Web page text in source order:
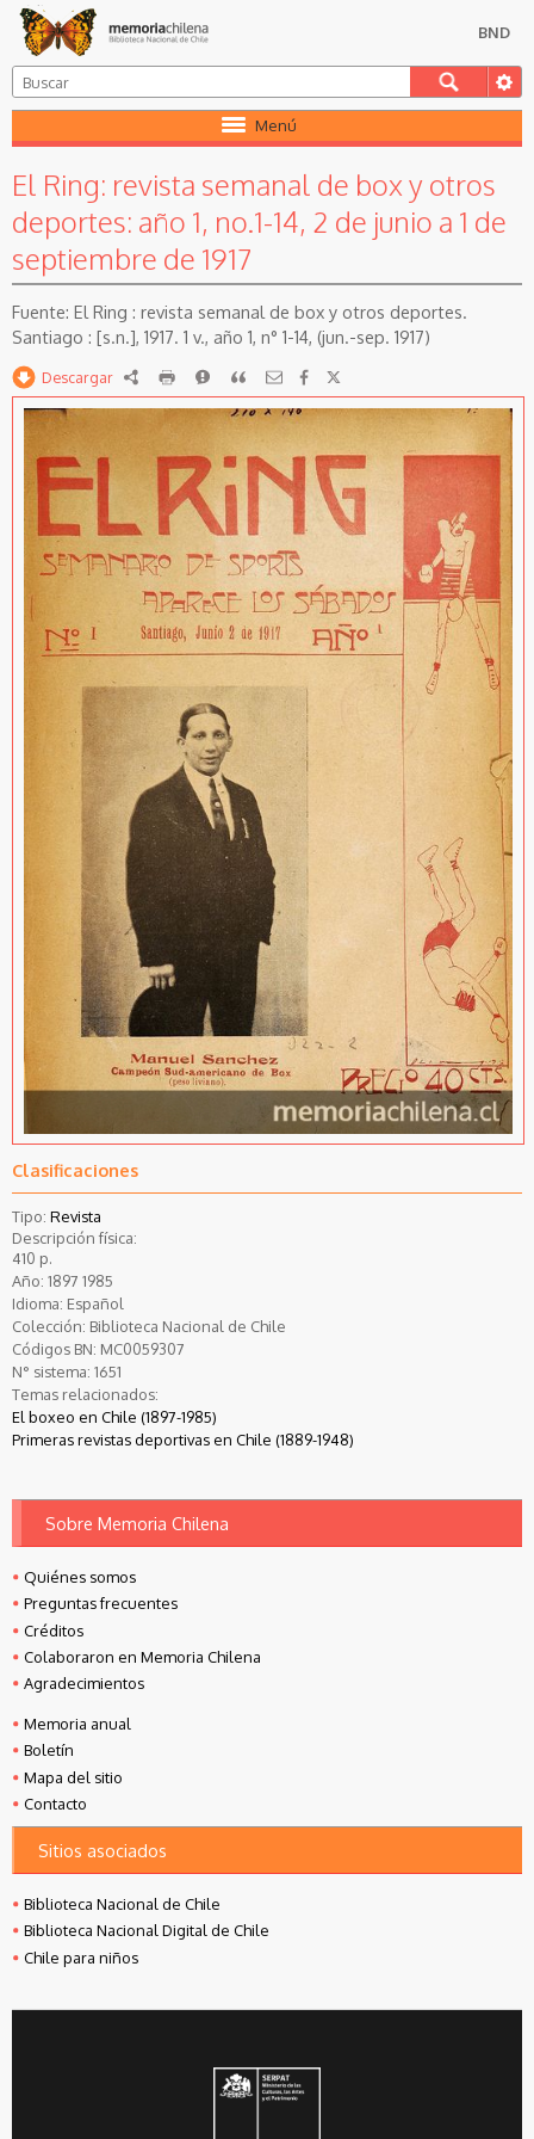
BND
Menú
El Ring: revista semanal de box y otros
deportes: año 1, no.1-14, 2 de junio a 1 de
septiembre de 1917
El Ring : revista semanal de box y otros deportes.
Santiago : [s.n.], 1917. 1 v., año 1, n° 1-14, (jun.-sep. 1917)
Descargar RDF imprimirReportarCitar
Clasificaciones
Tipo: Revista
Descripción física:
410 p.
Año: 1897 1985
Idioma: Español
Colección: Biblioteca Nacional de Chile
Códigos BN: MC0059307
N° sistema: 1651
Temas relacionados:
El boxeo en Chile (1897-1985)
Primeras revistas deportivas en Chile (1889-1948)
Sobre Memoria Chilena
Quiénes somos
Preguntas frecuentes
Créditos
Colaboraron en Memoria Chilena
Agradecimientos
Memoria anual
Boletín
Mapa del sitio
Contacto
Sitios asociados
Biblioteca Nacional de Chile
Biblioteca Nacional Digital de Chile
Chile para niños